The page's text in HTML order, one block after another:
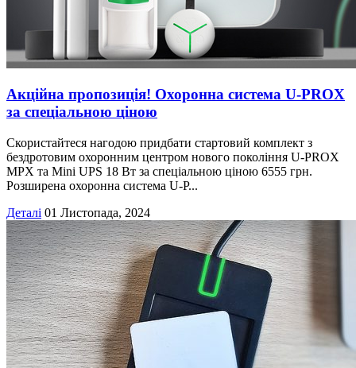
Акційна пропозиція! Охоронна система U‑PROX
за спеціальною ціною
Скористайтеся нагодою придбати стартовий комплект з
бездротовим охоронним центром нового покоління U-PROX
MPX та Mini UPS 18 Вт за спеціальною ціною 6555 грн.
Розширена охоронна система U-P...
Деталі 01 Листопада, 2024